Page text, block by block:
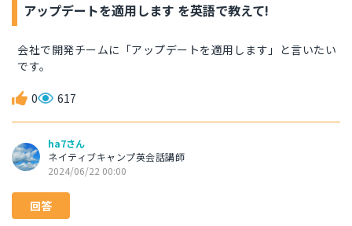
アップデートを適用します を英語で教えて!
会社で開発チームに「アップデートを適用します」と言いたい
です。
0 617
ha7さん
ネイティブキャンプ英会話講師
2024/06/22 00:00
回答